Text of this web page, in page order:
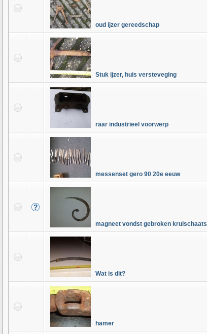
oud ijzer gereedschap
Stuk ijzer, huis versteveging
raar industrieel voorwerp
messenset gero 90 20e eeuw
magneet vondst gebroken krulschaats
Wat is dit?
hamer